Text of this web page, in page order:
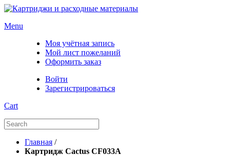
Menu
Моя учётная запись
Мой лист пожеланий
Оформить заказ
Войти
Зарегистрироваться
Cart
Главная /
Картридж Cactus CF033A